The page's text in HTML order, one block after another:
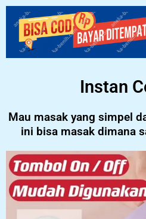
Instan
Mau masak yang simpel
ini bisa masak dimana